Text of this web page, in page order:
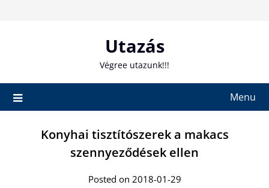
Utazás
Végree utazunk!!!
Menu
Konyhai tisztítószerek a makacs
szennyeződések ellen
Posted on 2018-01-29